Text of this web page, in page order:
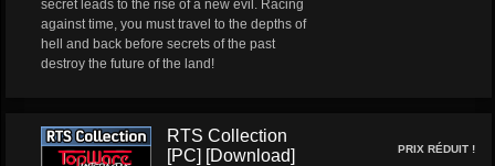
secret leads to the rise of a new evil. Racing
against time, you must travel to the depths of
hell and back before secrets of the past
destroy the future of the land!
RTS Collection
[PC] [Download]
PRIX RÉDUIT !